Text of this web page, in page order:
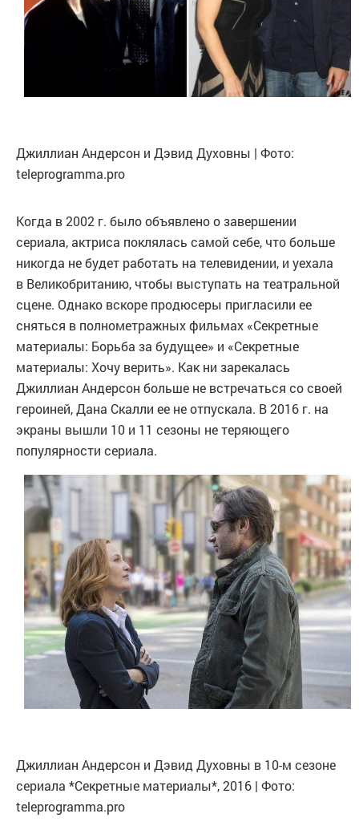
Джиллиан Андерсон и Дэвид Духовны | Фото:
teleprogramma.pro
Когда в 2002 г. было объявлено о завершении
сериала, актриса поклялась самой себе, что больше
никогда не будет работать на телевидении, и уехала
в Великобританию, чтобы выступать на театральной
сцене. Однако вскоре продюсеры пригласили ее
сняться в полнометражных фильмах «Секретные
материалы: Борьба за будущее» и «Секретные
материалы: Хочу верить». Как ни зарекалась
Джиллиан Андерсон больше не встречаться со своей
героиней, Дана Скалли ее не отпускала. В 2016 г. на
экраны вышли 10 и 11 сезоны не теряющего
популярности сериала.
Джиллиан Андерсон и Дэвид Духовны в 10-м сезоне
сериала *Секретные материалы*, 2016 | Фото:
teleprogramma.pro